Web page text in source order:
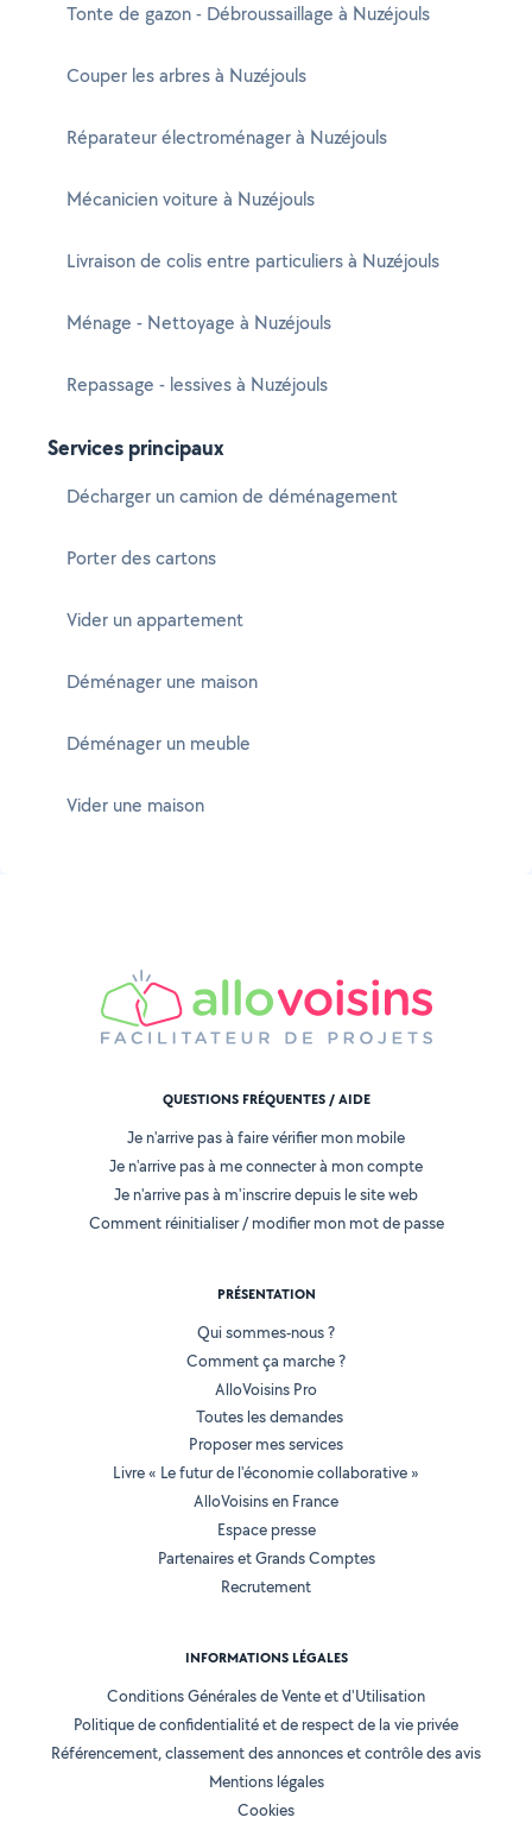
Tonte de gazon - Débroussaillage à Nuzéjouls
Couper les arbres à Nuzéjouls
Réparateur électroménager à Nuzéjouls
Mécanicien voiture à Nuzéjouls
Livraison de colis entre particuliers à Nuzéjouls
Ménage - Nettoyage à Nuzéjouls
Repassage - lessives à Nuzéjouls
Services principaux
Décharger un camion de déménagement
Porter des cartons
Vider un appartement
Déménager une maison
Déménager un meuble
Vider une maison
QUESTIONS FRÉQUENTES / AIDE
Je n'arrive pas à faire vérifier mon mobile
Je n'arrive pas à me connecter à mon compte
Je n'arrive pas à m'inscrire depuis le site web
Comment réinitialiser / modifier mon mot de passe
PRÉSENTATION
Qui sommes-nous ?
Comment ça marche ?
AlloVoisins Pro
Toutes les demandes
Proposer mes services
Livre « Le futur de l'économie collaborative »
AlloVoisins en France
Espace presse
Partenaires et Grands Comptes
Recrutement
INFORMATIONS LÉGALES
Conditions Générales de Vente et d'Utilisation
Politique de confidentialité et de respect de la vie privée
Référencement, classement des annonces et contrôle des avis
Mentions légales
Cookies